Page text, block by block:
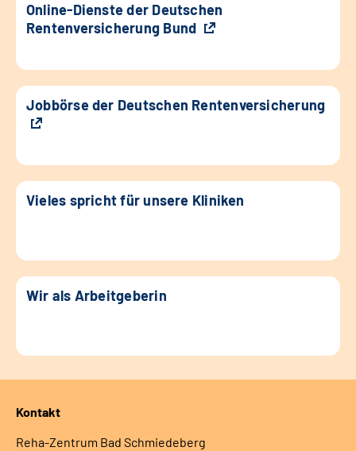
Online-Dienste der Deutschen
Rentenversicherung Bund
Jobbörse der Deutschen Rentenversicherung
Vieles spricht für unsere Kliniken
Wir als Arbeitgeberin
Kontakt
Reha-Zentrum Bad Schmiedeberg